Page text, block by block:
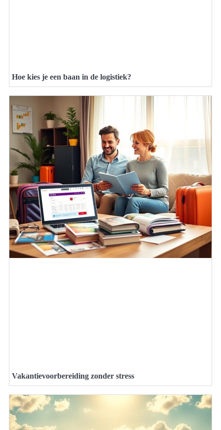
Hoe kies je een baan in de logistiek?
Vakantievoorbereiding zonder stress